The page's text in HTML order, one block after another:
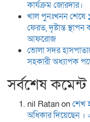
কার্যক্রম জোরদার।
খাল পুনঃখনন শেষে ১
ফেরত, দৃষ্টান্ত
আফরোজ
ভোলা সদর
সহকারী অধ্যাপক
সর্বশেষ কমেন্ট
nil Ratanonশেখ
অ‌ধিকার